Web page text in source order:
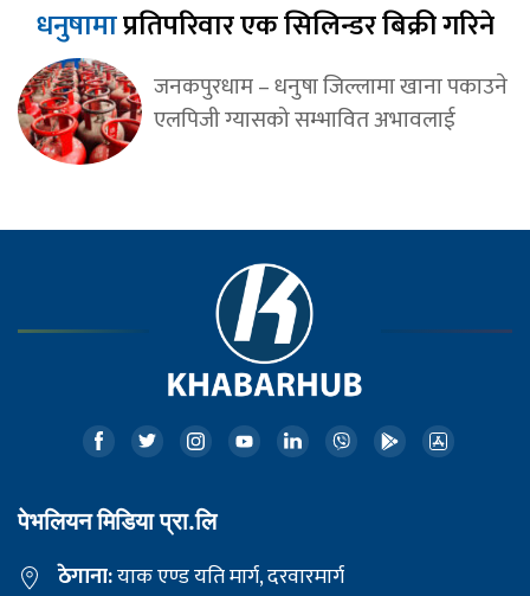
धनुषामाप्रतिपरिवार एक सिलिन्डर बिक्री गरिने
जनकपुरधाम – धनुषा जिल्लामा खाना पकाउने
एलपिजी ग्यासको सम्भावित अभावलाई
पेभलियन मिडिया प्रा.लि
ठेगाना:याक एण्ड यति मार्ग, दरवारमार्ग